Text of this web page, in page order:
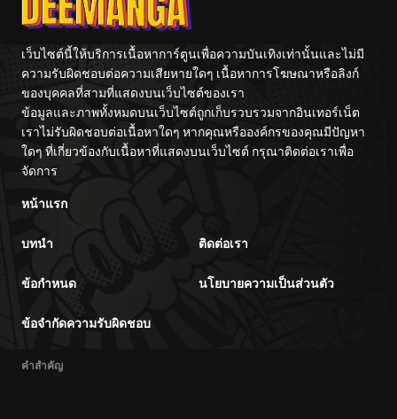
เว็บไซต์นี้ให้บริการเนื้อหาการ์ตูนเพื่อความบันเทิงเท่านั้นและไม่มี
ความรับผิดชอบต่อความเสียหายใดๆ เนื้อหาการโฆษณาหรือลิงก์
ของบุคคลที่สามที่แสดงบนเว็บไซต์ของเรา
ข้อมูลและภาพทั้งหมดบนเว็บไซต์ถูกเก็บรวบรวมจากอินเทอร์เน็ต
เราไม่รับผิดชอบต่อเนื้อหาใดๆ หากคุณหรือองค์กรของคุณมีปัญหา
ใดๆ ที่เกี่ยวข้องกับเนื้อหาที่แสดงบนเว็บไซต์ กรุณาติดต่อเราเพื่อ
จัดการ
หน้าแรก
บทนำ ติดต่อเรา
ข้อกำหนด นโยบายความเป็นส่วนตัว
ข้อจำกัดความรับผิดชอบ
คำสำคัญ